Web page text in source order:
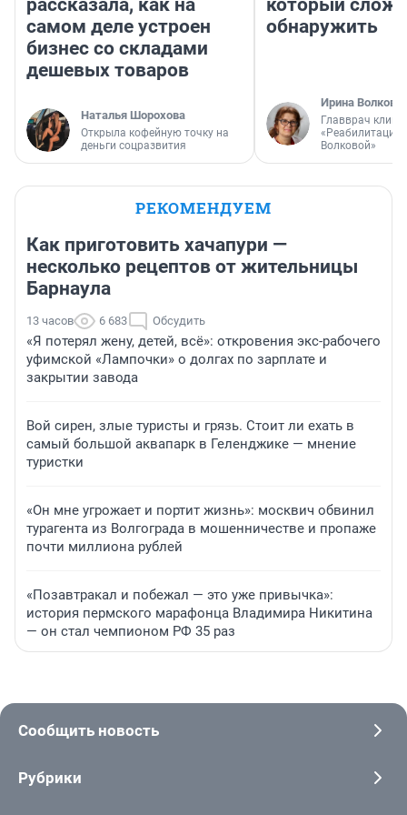
рассказала, как на
самом деле устроен
бизнес со складами
дешевых товаров
Наталья Шорохова
Открыла кофейную точку на
деньги соцразвития
который
обнаружить
Ирина Волкова
Главврач
«Реабилитация
Волковой»
РЕКОМЕНДУЕМ
Как приготовить хачапури —
несколько рецептов от жительницы
Барнаула
13 часов 6 683 Обсудить
«Я потерял жену, детей, всё»: откровения экс-рабочего
уфимской «Лампочки» о долгах по зарплате и
закрытии завода
Вой сирен, злые туристы и грязь. Стоит ли ехать в
самый большой аквапарк в Геленджике — мнение
туристки
«Он мне угрожает и портит жизнь»: москвич обвинил
турагента из Волгограда в мошенничестве и пропаже
почти миллиона рублей
«Позавтракал и побежал — это уже привычка»:
история пермского марафонца Владимира Никитина
— он стал чемпионом РФ 35 раз
Сообщить новость
Рубрики